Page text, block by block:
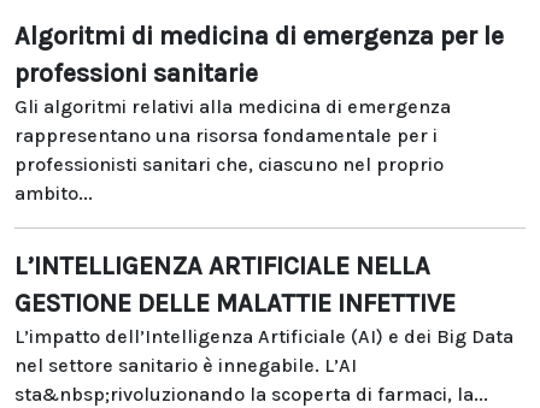
Algoritmi di medicina di emergenza per le
professioni sanitarie
Gli algoritmi relativi alla medicina di emergenza
rappresentano una risorsa fondamentale per i
professionisti sanitari che, ciascuno nel proprio
ambito...
L’INTELLIGENZA ARTIFICIALE NELLA
GESTIONE DELLE MALATTIE INFETTIVE
L’impatto dell’Intelligenza Artificiale (AI) e dei Big Data
nel settore sanitario è innegabile. L’AI
sta&nbsp;rivoluzionando la scoperta di farmaci, la...